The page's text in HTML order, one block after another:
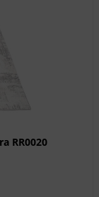
RR0020